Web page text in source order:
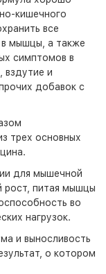
кишечного
все
в мышцы, а также
симптомов в
вздутие и
добавок с
трех основных
для мышечной
рост, питая мышцы
во
нагрузок.
и выносливость
о котором